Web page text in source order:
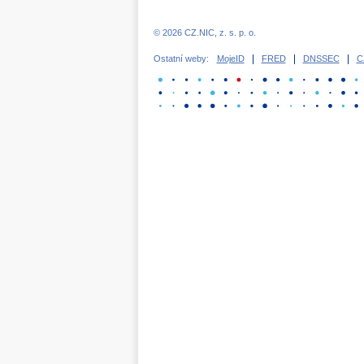
© 2026 CZ.NIC, z. s. p. o.
Ostatní weby: MojeID FRED DNSSEC